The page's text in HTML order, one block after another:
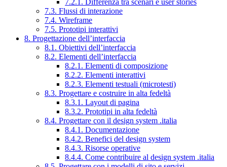
7.2.1. Differenza tra scenari e user stories
7.3. Flussi di interazione
7.4. Wireframe
7.5. Prototipi interattivi
8. Progettazione dell’interfaccia
8.1. Obiettivi dell’interfaccia
8.2. Elementi dell’interfaccia
8.2.1. Elementi di composizione
8.2.2. Elementi interattivi
8.2.3. Elementi testuali (microtesti)
8.3. Progettare e costruire in alta fedeltà
8.3.1. Layout di pagina
8.3.2. Prototipi in alta fedeltà
8.4. Progettare con il design system .italia
8.4.1. Documentazione
8.4.2. Benefici del design system
8.4.3. Risorse operative
8.4.4. Come contribuire al design system .italia